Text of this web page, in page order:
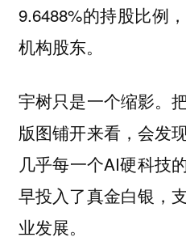
9.6488%的持股比例
机构股东。
宇树只是一个缩影。
版图铺开来看，会发
几乎每一个AI硬科技
早投入了真金白银，
业发展。